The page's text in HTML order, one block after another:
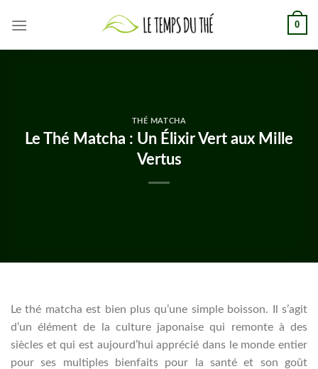
0
THÉ MATCHA
Le Thé Matcha : Un Élixir Vert aux Mille
Vertus
Le thé matcha est bien plus qu’une simple boisson. Il s’agit
d’un élément de la culture japonaise qui remonte à des
siècles et qui est aujourd’hui apprécié dans le monde entier
pour ses multiples bienfaits pour la santé et son goût